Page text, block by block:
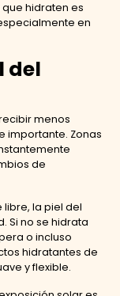
hidraten es
en
del
menos
importante. Zonas
de
la piel del
Si no se hidrata
o incluso
hidratantes de
y flexible.